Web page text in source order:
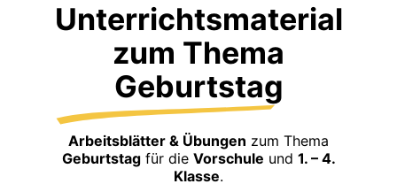
Unterrichtsmaterial
zum Thema
Geburtstag
Arbeitsblätter & Übungen zum Thema
Geburtstagfür die Vorschule und 1. – 4.
Klasse.